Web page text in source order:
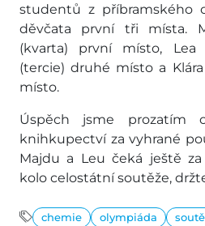
studentů z příbramského
děvčata první tři místa.
(kvarta) první místo, Lea
(tercie) druhé místo a
místo.
Úspěch jsme prozatím
knihkupectví za vyhrané
Majdu a Leu čeká ještě
kolo celostátní soutěže,
chemie olympiáda